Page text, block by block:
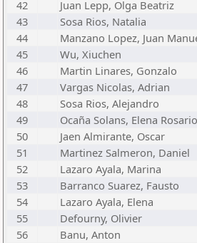
42
Juan Lepp, Olga Beatriz
43
Sosa Rios, Natalia
44
Manzano Lopez, Juan
45
Wu, Xiuchen
46
Martin Linares, Gonzalo
47
Vargas Nicolas, Adrian
48
Sosa Rios, Alejandro
49
Ocaña Solans, Elena Rosario
50
Jaen Almirante, Oscar
51
Martinez Salmeron, Daniel
52
Lazaro Ayala, Marina
53
Barranco Suarez, Fausto
54
Lazaro Ayala, Elena
55
Defourny, Olivier
56
Banu, Anton